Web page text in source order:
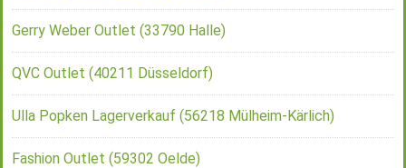
Gerry Weber Outlet (33790 Halle)
QVC Outlet (40211 Düsseldorf)
Ulla Popken Lagerverkauf (56218 Mülheim-Kärlich)
Fashion Outlet (59302 Oelde)